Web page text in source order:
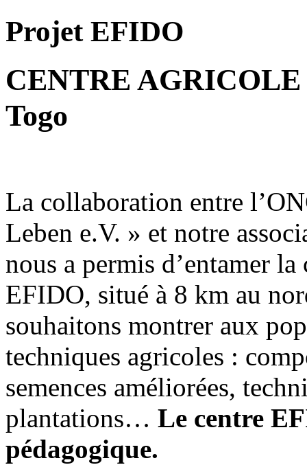
Projet EFIDO
CENTRE
Togo
La collaboration entre
Leben e.V. » et notre
nous a permis d’entamer
EFIDO, situé à 8 km au
souhaitons montrer aux
techniques agricoles :
semences améliorées,
plantations… Le centre
pédagogique.